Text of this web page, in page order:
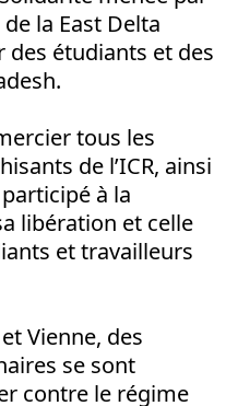
la East Delta
des étudiants et des
tous les
de l’ICR, ainsi
à la
libération et celle
et travailleurs
Vienne, des
se sont
contre le régime